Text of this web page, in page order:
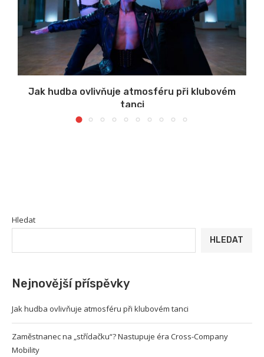
Jak hudba ovlivňuje atmosféru při klubovém
tanci
Hledat
HLEDAT
Nejnovější příspěvky
Jak hudba ovlivňuje atmosféru při klubovém tanci
Zaměstnanec na „střídačku“? Nastupuje éra Cross-Company
Mobility